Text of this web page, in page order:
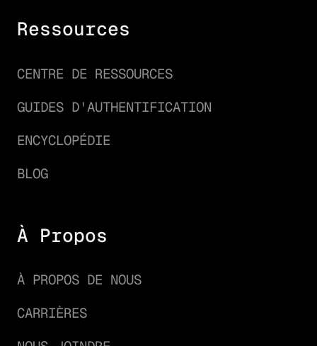
Ressources
CENTRE DE RESSOURCES
GUIDES D'AUTHENTIFICATION
ENCYCLOPÉDIE
BLOG
À Propos
À PROPOS DE NOUS
CARRIÈRES